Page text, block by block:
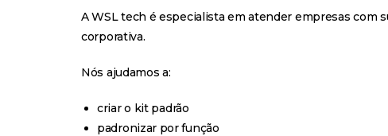
A WSL tech é especialista em atender empresas com
corporativa.
Nós ajudamos a:
criar o kit padrão
padronizar por função